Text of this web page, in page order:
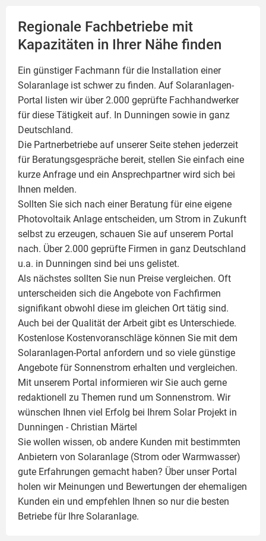
Regionale Fachbetriebe mit
Kapazitäten in Ihrer Nähe finden
Ein günstiger Fachmann für die Installation einer
Solaranlage ist schwer zu finden. Auf Solaranlagen-
Portal listen wir über 2.000 geprüfte Fachhandwerker
für diese Tätigkeit auf. In Dunningen sowie in ganz
Deutschland.
Die Partnerbetriebe auf unserer Seite stehen jederzeit
für Beratungsgespräche bereit, stellen Sie einfach eine
kurze Anfrage und ein Ansprechpartner wird sich bei
Ihnen melden.
Sollten Sie sich nach einer Beratung für eine eigene
Photovoltaik Anlage entscheiden, um Strom in Zukunft
selbst zu erzeugen, schauen Sie auf unserem Portal
nach. Über 2.000 geprüfte Firmen in ganz Deutschland
u.a. in Dunningen sind bei uns gelistet.
Als nächstes sollten Sie nun Preise vergleichen. Oft
unterscheiden sich die Angebote von Fachfirmen
signifikant obwohl diese im gleichen Ort tätig sind.
Auch bei der Qualität der Arbeit gibt es Unterschiede.
Kostenlose Kostenvoranschläge können Sie mit dem
Solaranlagen-Portal anfordern und so viele günstige
Angebote für Sonnenstrom erhalten und vergleichen.
Mit unserem Portal informieren wir Sie auch gerne
redaktionell zu Themen rund um Sonnenstrom. Wir
wünschen Ihnen viel Erfolg bei Ihrem Solar Projekt in
Dunningen - Christian Märtel
Sie wollen wissen, ob andere Kunden mit bestimmten
Anbietern von Solaranlage (Strom oder Warmwasser)
gute Erfahrungen gemacht haben? Über unser Portal
holen wir Meinungen und Bewertungen der ehemaligen
Kunden ein und empfehlen Ihnen so nur die besten
Betriebe für Ihre Solaranlage.